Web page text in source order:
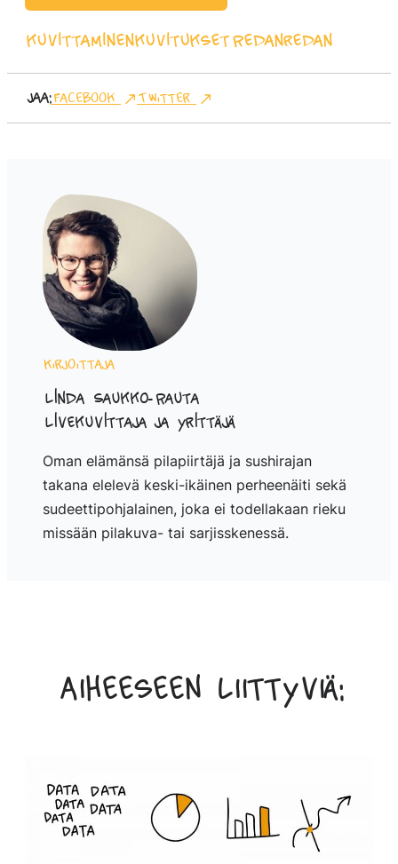
kuvittaminenkuvituksetRedanredan
Jaa:Facebook Twitter
Kirjoittaja
Linda Saukko-Rauta
Livekuvittaja ja yrittäjä
Oman elämänsä pilapiirtäjä ja sushirajan
takana elelevä keski-ikäinen perheenäiti sekä
sudeettipohjalainen, joka ei todellakaan rieku
missään pilakuva- tai sarjisskenessä.
Aiheeseen liittyviä: